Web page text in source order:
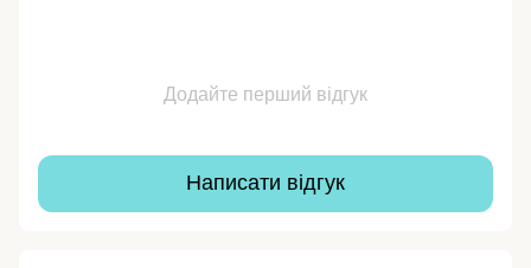
Додайте перший відгук
Написати відгук